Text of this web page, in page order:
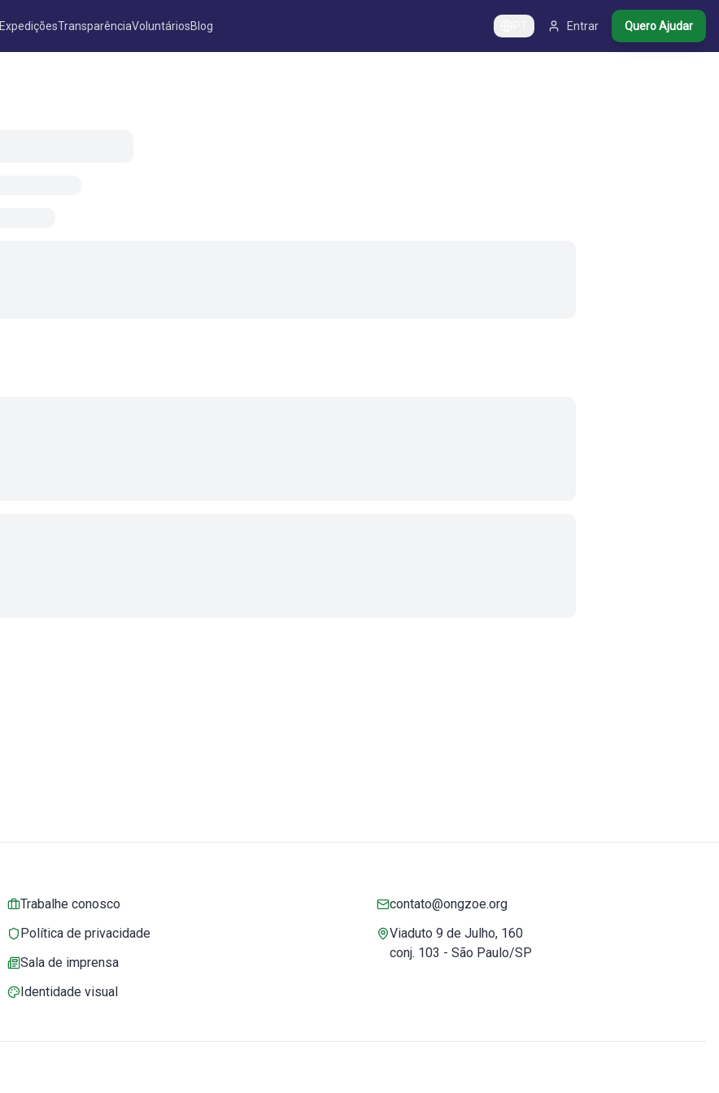
ExpediçõesTransparênciaVoluntáriosBlog Entrar Quero Ajudar
Trabalhe conosco
Política de privacidade
Sala de imprensa
Identidade visual
contato@ongzoe.org
Viaduto 9 de Julho, 160
conj. 103 - São Paulo/SP